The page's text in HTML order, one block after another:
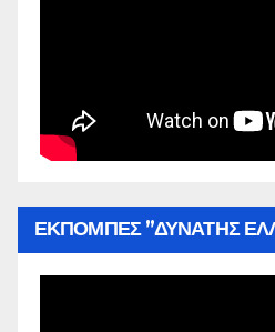
ΕΚΠΟΜΠΕΣ ”ΔΥΝΑΤΗΣ